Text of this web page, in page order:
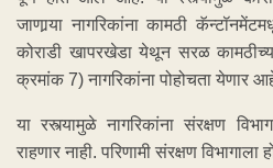
जाणार्‍या नागरिकांना कामठी
कोराडी खापरखेडा येथून सरळ कामठीच्या
क्रमांक 7) नागरिकांना पोहोचता येणार
या रस्त्यामुळे नागरिकांना संरक्षण
राहणार नाही. परिणामी संरक्षण विभागाला